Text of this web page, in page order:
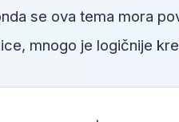
se ova tema mora
mnogo je logičnije